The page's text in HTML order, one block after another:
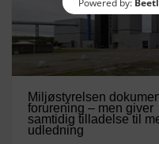
Miljøstyrelsen
forurening – men giver
samtidig tilladelse til
udledning